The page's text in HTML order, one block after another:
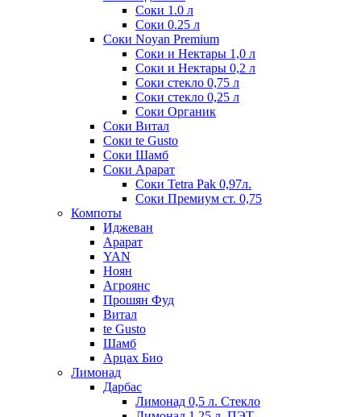
Соки 1.0 л
Соки 0.25 л
Соки Noyan Premium
Соки и Нектары 1,0 л
Соки и Нектары 0,2 л
Соки стекло 0,75 л
Соки стекло 0,25 л
Соки Органик
Соки Витал
Соки te Gusto
Соки Шамб
Соки Арарат
Соки Tetra Pak 0,97л.
Соки Премиум ст. 0,75
Компоты
Иджеван
Арарат
YAN
Ноян
Агроянс
Прошян Фуд
Витал
te Gusto
Шамб
Арцах Био
Лимонад
Дарбас
Лимонад 0,5 л. Стекло